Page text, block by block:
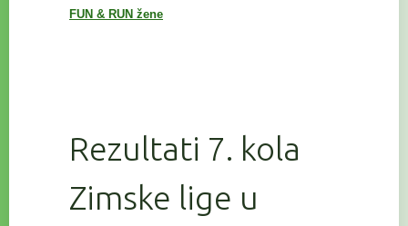
FUN & RUN žene
Rezultati 7. kola
Zimske lige u